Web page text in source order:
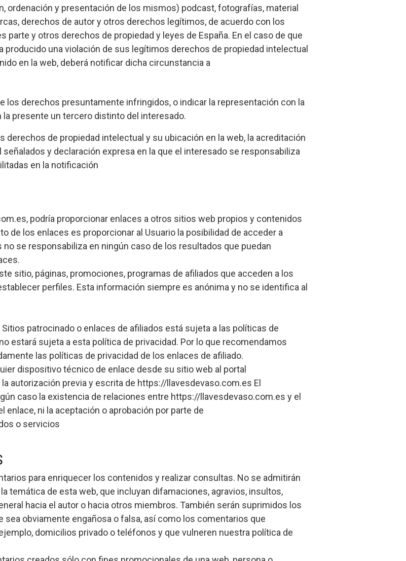
ordenación y presentación de los mismos) podcast, fotografías, material
derechos de autor y otros derechos legítimos, de acuerdo con los
parte y otros derechos de propiedad y leyes de España. En el caso de que
producido una violación de sus legítimos derechos de propiedad intelectual
en la web, deberá notificar dicha circunstancia a
los derechos presuntamente infringidos, o indicar la representación con la
presente un tercero distinto del interesado.
derechos de propiedad intelectual y su ubicación en la web, la acreditación
y declaración expresa en la que el interesado se responsabiliza
en la notificación
podría proporcionar enlaces a otros sitios web propios y contenidos
de los enlaces es proporcionar al Usuario la posibilidad de acceder a
se responsabiliza en ningún caso de los resultados que puedan
sitio, páginas, promociones, programas de afiliados que acceden a los
perfiles. Esta información siempre es anónima y no se identifica al
patrocinado o enlaces de afiliados está sujeta a las políticas de
estará sujeta a esta política de privacidad. Por lo que recomendamos
las políticas de privacidad de los enlaces de afiliado.
dispositivo técnico de enlace desde su sitio web al portal
autorización previa y escrita de https://llavesdevaso.com.es El
caso la existencia de relaciones entre https://llavesdevaso.com.es y el
ni la aceptación o aprobación por parte de
o servicios
para enriquecer los contenidos y realizar consultas. No se admitirán
temática de esta web, que incluyan difamaciones, agravios, insultos,
hacia el autor o hacia otros miembros. También serán suprimidos los
obviamente engañosa o falsa, así como los comentarios que
domicilios privado o teléfonos y que vulneren nuestra política de